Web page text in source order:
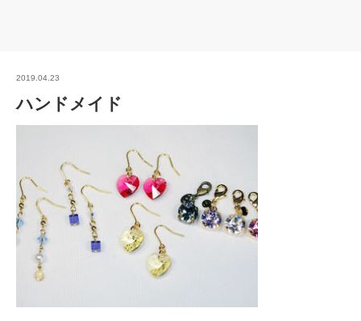
2019.04.23
ハンドメイド